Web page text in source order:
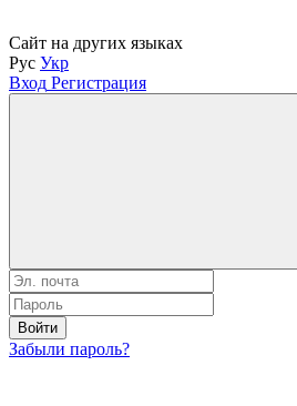
Сайт на других языках
Рус Укр
Вход Регистрация
Войти
Забыли пароль?